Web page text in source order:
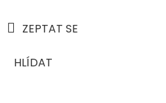
ZEPTAT SE
HLÍDAT